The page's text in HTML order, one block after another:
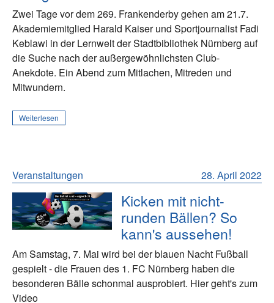
Zwei Tage vor dem 269. Frankenderby gehen am 21.7.
Akademiemitglied Harald Kaiser und Sportjournalist Fadi
Keblawi in der Lernwelt der Stadtbibliothek Nürnberg auf
die Suche nach der außergewöhnlichsten Club-
Anekdote. Ein Abend zum Mitlachen, Mitreden und
Mitwundern.
Weiterlesen
28. April 2022
Veranstaltungen
Kicken mit nicht-
runden Bällen? So
kann's aussehen!
Am Samstag, 7. Mai wird bei der blauen Nacht Fußball
gespielt - die Frauen des 1. FC Nürnberg haben die
besonderen Bälle schonmal ausprobiert. Hier geht's zum
Video